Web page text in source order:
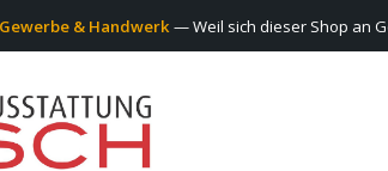
& Handwerk — Weil sich dieser Shop an